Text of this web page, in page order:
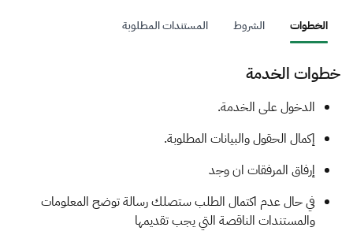
الخطوات الشروط المستندات المطلوبة
خطوات الخدمة
​​​الدخول على الخدمة.
إكمال الحقول والبيانات المطلوبة.
إرفاق المرفقات ان وجد
في حال عدم اكتمال الطلب ستصلك رسالة توضح المعلومات
والمستندات الناقصة التي يجب تقديمها